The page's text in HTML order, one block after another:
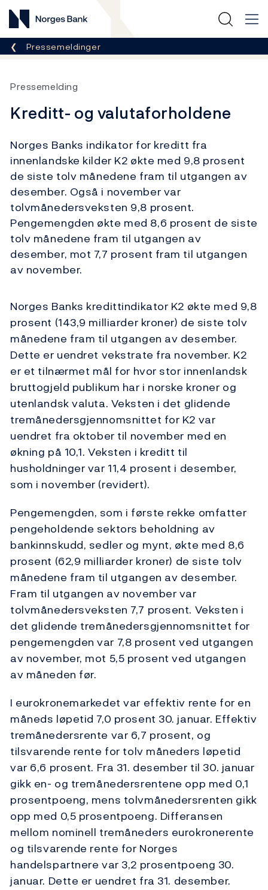
Norges Bank
Her er du nå:
Pressemeldinger
Pressemelding
Kreditt- og valutaforholdene
Norges Banks indikator for kreditt fra
innenlandske kilder K2 økte med 9,8 prosent
de siste tolv månedene fram til utgangen av
desember. Også i november var
tolvmånedersveksten 9,8 prosent.
Pengemengden økte med 8,6 prosent de siste
tolv månedene fram til utgangen av
desember, mot 7,7 prosent fram til utgangen
av november.
Norges Banks kredittindikator K2 økte med 9,8
prosent (143,9 milliarder kroner) de siste tolv
månedene fram til utgangen av desember.
Dette er uendret vekstrate fra november. K2
er et tilnærmet mål for hvor stor innenlandsk
bruttogjeld publikum har i norske kroner og
utenlandsk valuta. Veksten i det glidende
tremånedersgjennomsnittet for K2 var
uendret fra oktober til november med en
økning på 10,1. Veksten i kreditt til
husholdninger var 11,4 prosent i desember,
som i november (revidert).
Pengemengden, som i første rekke omfatter
pengeholdende sektors beholdning av
bankinnskudd, sedler og mynt, økte med 8,6
prosent (62,9 milliarder kroner) de siste tolv
månedene fram til utgangen av desember.
Fram til utgangen av november var
tolvmånedersveksten 7,7 prosent. Veksten i
det glidende tremånedersgjennomsnittet for
pengemengden var 7,8 prosent ved utgangen
av november, mot 5,5 prosent ved utgangen
av måneden før.
I eurokronemarkedet var effektiv rente for en
måneds løpetid 7,0 prosent 30. januar. Effektiv
tremånedersrente var 6,7 prosent, og
tilsvarende rente for tolv måneders løpetid
var 6,6 prosent. Fra 31. desember til 30. januar
gikk en- og tremånedersrentene opp med 0,1
prosentpoeng, mens tolvmånedersrenten gikk
opp med 0,5 prosentpoeng. Differansen
mellom nominell tremåneders eurokronerente
og tilsvarende rente for Norges
handelspartnere var 3,2 prosentpoeng 30.
januar. Dette er uendret fra 31. desember.